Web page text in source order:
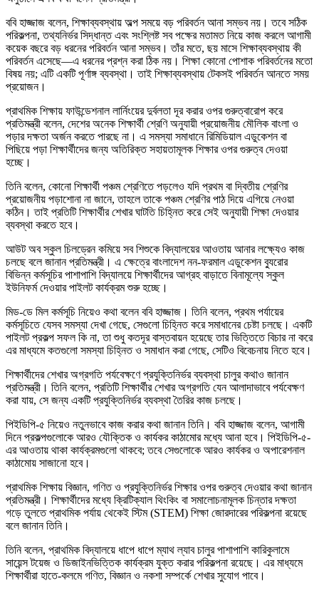
ববি হাজ্জাজ বলেন, শিক্ষাব্যবস্থায় অল্প সময়ে বড় পরিবর্তন আনা সম্ভব নয়। তবে সঠিক
পরিকল্পনা, তথ্যনির্ভর সিদ্ধান্ত এবং সংশ্লিষ্ট সব পক্ষের মতামত নিয়ে কাজ করলে আগামী
কয়েক বছরে বড় ধরনের পরিবর্তন আনা সম্ভব। তাঁর মতে, ছয় মাসে শিক্ষাব্যবস্থায় কী
পরিবর্তন এসেছে—এ ধরনের প্রশ্ন করা ঠিক নয়। শিক্ষা কোনো পোশাক পরিবর্তনের মতো
বিষয় নয়; এটি একটি পূর্ণাঙ্গ ব্যবস্থা। তাই শিক্ষাব্যবস্থায় টেকসই পরিবর্তন আনতে সময়
প্রয়োজন।
প্রাথমিক শিক্ষায় ফাউন্ডেশনাল লার্নিংয়ের দুর্বলতা দূর করার ওপর গুরুত্বারোপ করে
প্রতিমন্ত্রী বলেন, দেশের অনেক শিক্ষার্থী শ্রেণি অনুযায়ী প্রয়োজনীয় মৌলিক বাংলা ও
পড়ার দক্ষতা অর্জন করতে পারছে না। এ সমস্যা সমাধানে রিমিডিয়াল এডুকেশন বা
পিছিয়ে পড়া শিক্ষার্থীদের জন্য অতিরিক্ত সহায়তামূলক শিক্ষার ওপর গুরুত্ব দেওয়া
হচ্ছে।
তিনি বলেন, কোনো শিক্ষার্থী পঞ্চম শ্রেণিতে পড়লেও যদি প্রথম বা দ্বিতীয় শ্রেণির
প্রয়োজনীয় পড়াশোনা না জানে, তাহলে তাকে পঞ্চম শ্রেণির পাঠ দিয়ে এগিয়ে নেওয়া
কঠিন। তাই প্রতিটি শিক্ষার্থীর শেখার ঘাটতি চিহ্নিত করে সেই অনুযায়ী শিক্ষা দেওয়ার
ব্যবস্থা করতে হবে।
আউট অব স্কুল চিলড্রেন কমিয়ে সব শিশুকে বিদ্যালয়ের আওতায় আনার লক্ষ্যেও কাজ
চলছে বলে জানান প্রতিমন্ত্রী। এ ক্ষেত্রে বাংলাদেশ নন-ফরমাল এডুকেশন ব্যুরোর
বিভিন্ন কর্মসূচির পাশাপাশি বিদ্যালয়ে শিক্ষার্থীদের আগ্রহ বাড়াতে বিনামূল্যে স্কুল
ইউনিফর্ম দেওয়ার পাইলট কার্যক্রম শুরু হচ্ছে।
মিড-ডে মিল কর্মসূচি নিয়েও কথা বলেন ববি হাজ্জাজ। তিনি বলেন, প্রথম পর্যায়ের
কর্মসূচিতে যেসব সমস্যা দেখা গেছে, সেগুলো চিহ্নিত করে সমাধানের চেষ্টা চলছে। একটি
পাইলট প্রকল্প সফল কি না, তা শুধু কতদূর বাস্তবায়ন হয়েছে তার ভিত্তিতে বিচার না করে
এর মাধ্যমে কতগুলো সমস্যা চিহ্নিত ও সমাধান করা গেছে, সেটিও বিবেচনায় নিতে হবে।
শিক্ষার্থীদের শেখার অগ্রগতি পর্যবেক্ষণে প্রযুক্তিনির্ভর ব্যবস্থা চালুর কথাও জানান
প্রতিমন্ত্রী। তিনি বলেন, প্রতিটি শিক্ষার্থীর শেখার অগ্রগতি যেন আলাদাভাবে পর্যবেক্ষণ
করা যায়, সে জন্য একটি প্রযুক্তিনির্ভর ব্যবস্থা তৈরির কাজ চলছে।
পিইডিপি-৫ নিয়েও নতুনভাবে কাজ করার কথা জানান তিনি। ববি হাজ্জাজ বলেন, আগামী
দিনে প্রকল্পগুলোকে আরও যৌক্তিক ও কার্যকর কাঠামোর মধ্যে আনা হবে। পিইডিপি-৫-
এর আওতায় থাকা কার্যক্রমগুলো থাকবে; তবে সেগুলোকে আরও কার্যকর ও অপারেশনাল
কাঠামোয় সাজানো হবে।
প্রাথমিক শিক্ষায় বিজ্ঞান, গণিত ও প্রযুক্তিনির্ভর শিক্ষার ওপর গুরুত্ব দেওয়ার কথা জানান
প্রতিমন্ত্রী। শিক্ষার্থীদের মধ্যে ক্রিটিক্যাল থিংকিং বা সমালোচনামূলক চিন্তার দক্ষতা
গড়ে তুলতে প্রাথমিক পর্যায় থেকেই স্টিম (STEM) শিক্ষা জোরদারের পরিকল্পনা রয়েছে
বলে জানান তিনি।
তিনি বলেন, প্রাথমিক বিদ্যালয়ে ধাপে ধাপে ম্যাথ ল্যাব চালুর পাশাপাশি কারিকুলামে
সায়েন্স টয়েজ ও ডিজাইনভিত্তিক কার্যক্রম যুক্ত করার পরিকল্পনা রয়েছে। এর মাধ্যমে
শিক্ষার্থীরা হাতে-কলমে গণিত, বিজ্ঞান ও নকশা সম্পর্কে শেখার সুযোগ পাবে।